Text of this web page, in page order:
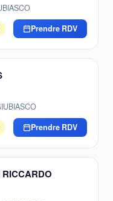
Prendre RDV
Prendre RDV